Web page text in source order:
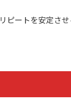
ピートを安定さ